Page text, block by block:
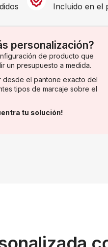
Incluido en el
personalización?
de producto que
un presupuesto a medida.
desde el pantone exacto del
tipos de marcaje sobre el
tu solución!